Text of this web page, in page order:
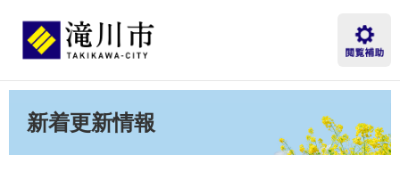
先
を
て
新着更新情報